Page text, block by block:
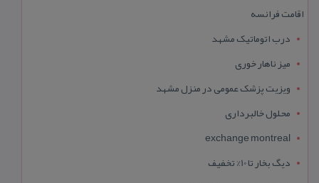
اقامت فرانسه
درب اتوماتیک مشهد
میز ناهار خوری
ویزیت پزشک عمومی در منزل مشهد
محلول خالبرداری
exchange montreal
دیگ بخار تا 10% تخفیف